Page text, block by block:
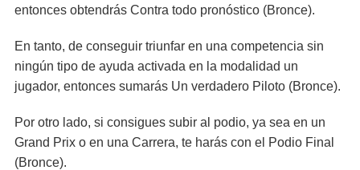
entonces obtendrás Contra todo pronóstico (Bronce).
En tanto, de conseguir triunfar en una competencia sin
ningún tipo de ayuda activada en la modalidad un
jugador, entonces sumarás Un verdadero Piloto (Bronce).
Por otro lado, si consigues subir al podio, ya sea en un
Grand Prix o en una Carrera, te harás con el Podio Final
(Bronce).